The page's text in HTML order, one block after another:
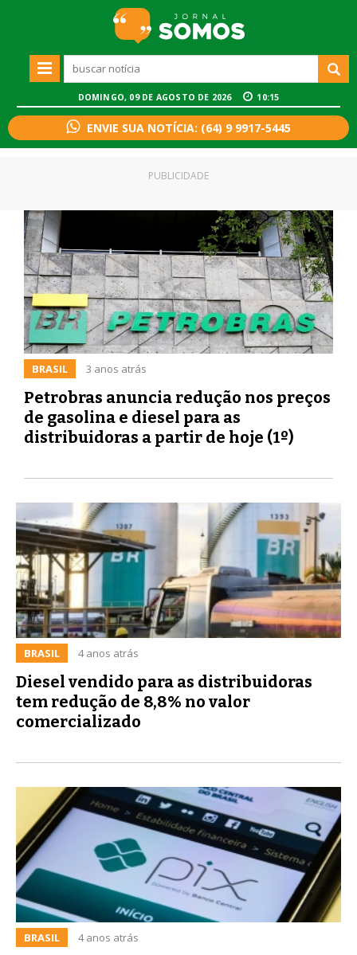
DOMINGO, 09 DE AGOSTO DE 2026 10:15
ENVIE SUA NOTÍCIA: (64) 9 9917-5445
BRASIL 3 anos atrás
Petrobras anuncia redução nos preços
de gasolina e diesel para as
distribuidoras a partir de hoje (1º)
PUBLICIDADE
BRASIL 4 anos atrás
Diesel vendido para as distribuidoras
tem redução de 8,8% no valor
comercializado
BRASIL 4 anos atrás